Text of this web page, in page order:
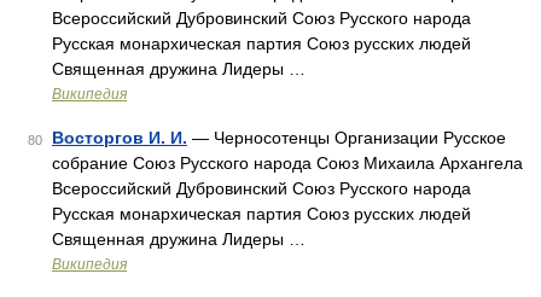
Всероссийский Дубровинский Союз Русского народа
Русская монархическая партия Союз русских людей
Священная дружина Лидеры …
Википедия
80 Восторгов И. И. — Черносотенцы Организации Русское
собрание Союз Русского народа Союз Михаила Архангела
Всероссийский Дубровинский Союз Русского народа
Русская монархическая партия Союз русских людей
Священная дружина Лидеры …
Википедия